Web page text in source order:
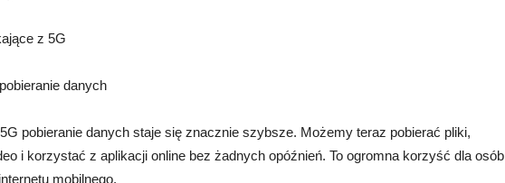
z 5G
danych
pobieranie danych staje się znacznie szybsze. Możemy teraz pobierać pliki,
i korzystać z aplikacji online bez żadnych opóźnień. To ogromna korzyść dla osób
mobilnego.